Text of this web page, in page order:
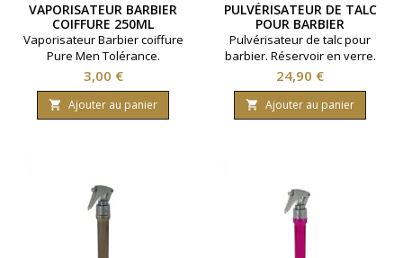
VAPORISATEUR BARBIER
COIFFURE 250ML
Vaporisateur Barbier coiffure
Pure Men Tolérance.
Contenance 250 ml
Prix
3,00 €
 Ajouter au panier
PULVÉRISATEUR DE TALC
POUR BARBIER
Pulvérisateur de talc pour
barbier. Réservoir en verre.
Poire en caoutchouc.
Prix
24,90 €
 Ajouter au panier